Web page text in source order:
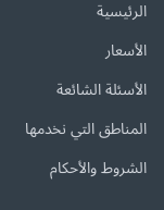
الرئيسية
الأسعار
الأسئلة الشائعة
المناطق التي نخدمها
الشروط والأحكام